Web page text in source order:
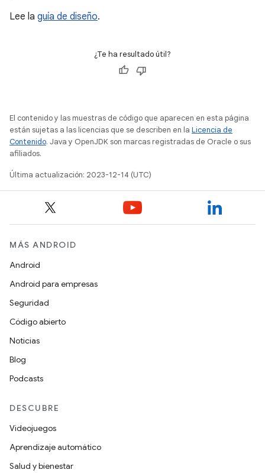
Lee la guía de diseño.
¿Te ha resultado útil?
El contenido y las muestras de código que aparecen en esta página
están sujetas a las licencias que se describen en la Licencia de
Contenido. Java y OpenJDK son marcas registradas de Oracle o sus
afiliados.
Última actualización: 2023-12-14 (UTC)
MÁS ANDROID
Android
Android para empresas
Seguridad
Código abierto
Noticias
Blog
Podcasts
DESCUBRE
Videojuegos
Aprendizaje automático
Salud y bienestar